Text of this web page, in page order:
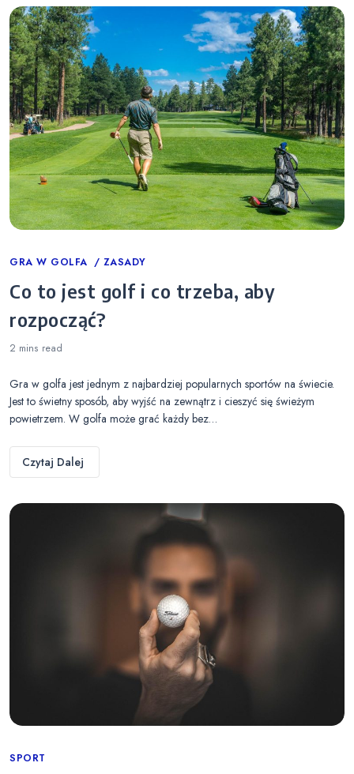
Categories
GRA W GOLFA ZASADY
Co to jest golf i co trzeba, aby
rozpocząć?
2 mins read
Gra w golfa jest jednym z najbardziej popularnych sportów na świecie.
Jest to świetny sposób, aby wyjść na zewnątrz i cieszyć się świeżym
powietrzem. W golfa może grać każdy bez…
Czytaj Dalej
Categories
SPORT